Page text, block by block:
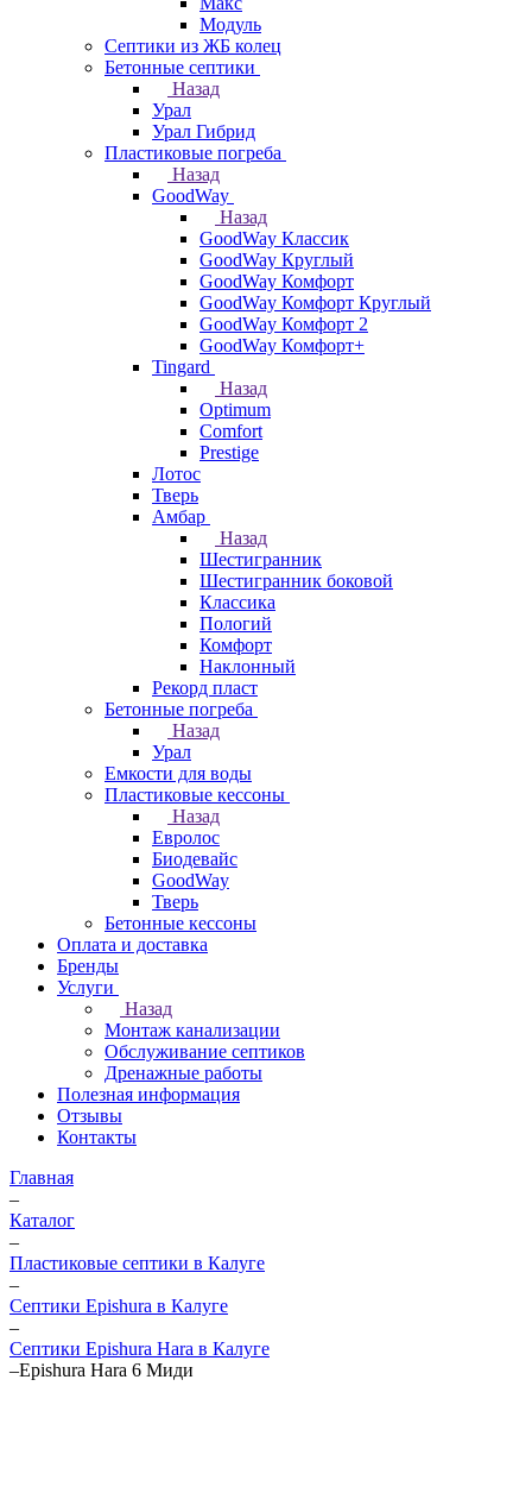
Модуль
Септики из ЖБ колец
Бетонные септики
Назад
Урал
Урал Гибрид
Пластиковые погреба
Назад
GoodWay
Назад
GoodWay Классик
GoodWay Круглый
GoodWay Комфорт
GoodWay Комфорт Круглый
GoodWay Комфорт 2
GoodWay Комфорт+
Tingard
Назад
Optimum
Comfort
Prestige
Лотос
Тверь
Амбар
Назад
Шестигранник
Шестигранник боковой
Классика
Пологий
Комфорт
Наклонный
Рекорд пласт
Бетонные погреба
Назад
Урал
Емкости для воды
Пластиковые кессоны
Назад
Евролос
Биодевайс
GoodWay
Тверь
Бетонные кессоны
Оплата и доставка
Бренды
Услуги
Назад
Монтаж канализации
Обслуживание септиков
Дренажные работы
Полезная информация
Отзывы
Контакты
Главная
–
Каталог
–
Пластиковые септики в Калуге
–
Септики Epishura в Калуге
–
Септики Epishura Hara в Калуге
–Epishura Hara 6 Миди